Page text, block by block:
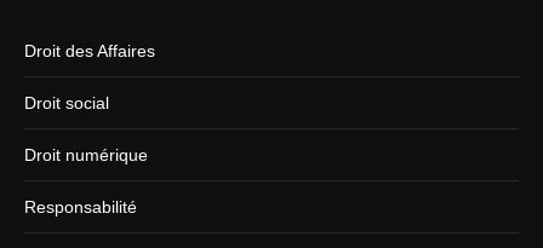
Droit des Affaires
Droit social
Droit numérique
Responsabilité